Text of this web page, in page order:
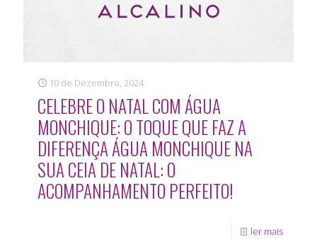
10 de Dezembro, 2024
CELEBRE O NATAL COM ÁGUA
MONCHIQUE: O TOQUE QUE FAZ A
DIFERENÇA ÁGUA MONCHIQUE NA
SUA CEIA DE NATAL: O
ACOMPANHAMENTO PERFEITO!
ler mais